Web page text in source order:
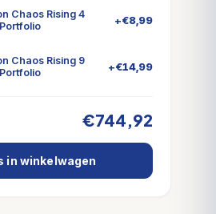
Chaos Rising 4
+€8,99
Chaos Rising 9
+€14,99
€744,92
in winkelwagen